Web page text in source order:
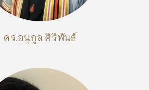
ดร.อนุกูล ศิริพันธ์